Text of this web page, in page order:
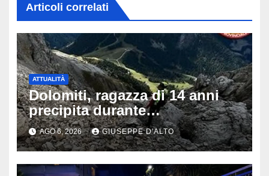
Articoli correlati
ATTUALITÀ
Dolomiti, ragazza di 14 anni
precipita durante
un’escursione: tragedia sul
Latemar davanti alla famiglia
AGO 6, 2026 GIUSEPPE D'ALTO